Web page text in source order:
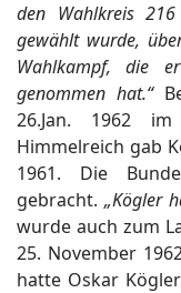
den Wahlkreis
gewählt wurde,
Wahlkampf, die
genommen hat.“
26.Jan. 1962 im
Himmelreich gab
1961. Die
gebracht. „Kögler
wurde auch zum
25. November
hatte Oskar